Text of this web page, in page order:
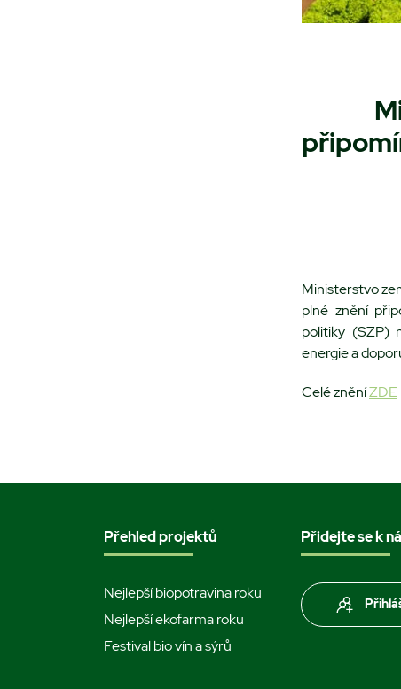
Ministerstvo
plné znění
politiky (SZP)
energie a
Celé zněníZDE
Přehled projektů
Nejlepší biopotravina roku
Nejlepší ekofarma roku
Festival bio vín a sýrů
Přidejte se k